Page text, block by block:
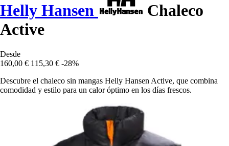
Helly Hansen
Chaleco
Active
Desde
160,00 € 115,30 € -28%
Descubre el chaleco sin mangas Helly Hansen Active, que combina
comodidad y estilo para un calor óptimo en los días frescos.